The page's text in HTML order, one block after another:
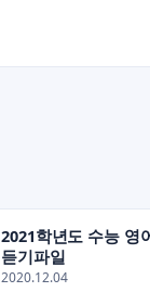
2021학년도 수능
듣기파일
2020.12.04